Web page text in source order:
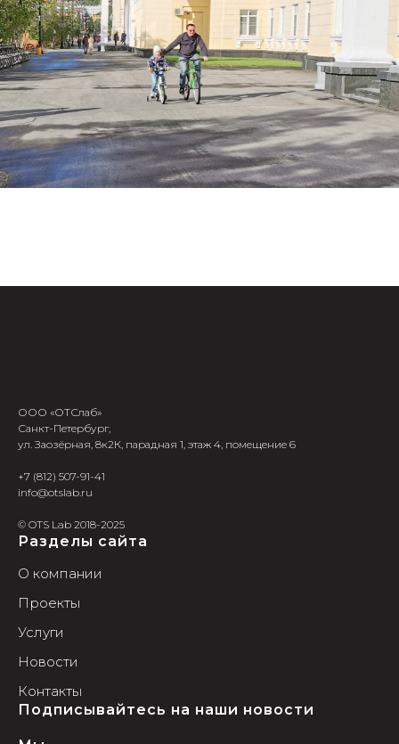
ООО «ОТСлаб»
Санкт-Петербург,
ул. Заозёрная, 8к2К, парадная 1, этаж 4, помещение 6
+7 (812) 507-91-41
info@otslab.ru
© OTS Lab 2018-2025
Разделы сайта
О компании
Проекты
Услуги
Новости
Контакты
Подписывайтесь на наши новости